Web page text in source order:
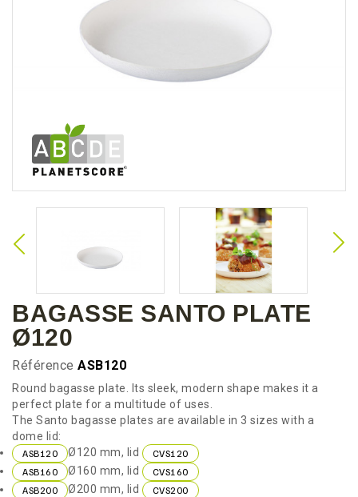
BAGASSE SANTO PLATE
Ø120
Référence ASB120
Round bagasse plate. Its sleek, modern shape makes it a
perfect plate for a multitude of uses.
The Santo bagasse plates are available in 3 sizes with a
dome lid:
ASB120 Ø120 mm, lid
CVS120
ASB160
Ø160 mm, lid
CVS160
ASB200
Ø200 mm, lid CVS200